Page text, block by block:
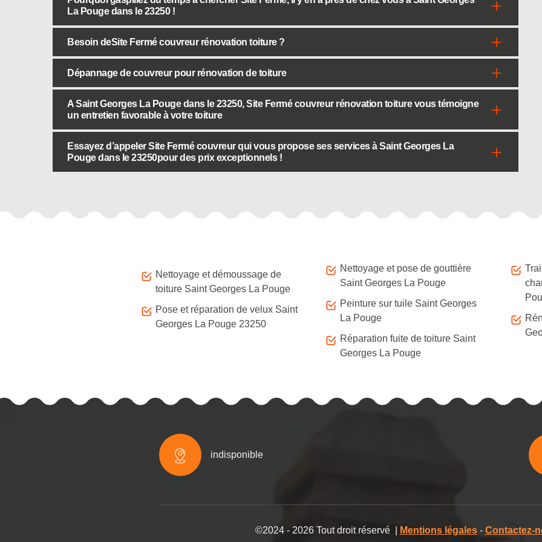
La Pouge dans le 23250 !
Besoin deSite Fermé couvreur rénovation toiture ?
Dépannage de couvreur pour rénovation de toiture
A Saint Georges La Pouge dans le 23250, Site Fermé couvreur rénovation toiture vous témoigne
un entretien favorable à votre toiture
Essayez d’appeler Site Fermé couvreur qui vous propose ses services à Saint Georges La
Pouge dans le 23250pour des prix exceptionnels !
Nettoyage et démoussage de
toiture Saint Georges La Pouge
Pose et réparation de velux Saint
Georges La Pouge 23250
Nettoyage et pose de gouttière
Saint Georges La Pouge
Peinture sur tuile Saint Georges
La Pouge
Réparation fuite de toiture Saint
Georges La Pouge
indisponible
©2024 - 2026 Tout droit réservé | Mentions légales- Contactez-